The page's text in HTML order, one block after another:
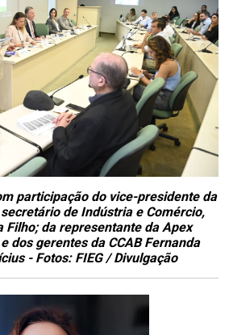
participação do vice-presidente da
de Indústria e Comércio,
Filho; da representante da Apex
dos gerentes da CCAB Fernanda
- Fotos: FIEG / Divulgação